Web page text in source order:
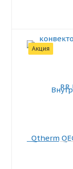
Акция